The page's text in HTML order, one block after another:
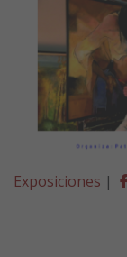
Exposiciones |